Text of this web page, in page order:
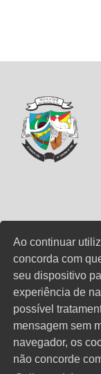
Ao continuar
concorda com
seu dispositivo
experiência de
possível
mensagem sem
navegador, os
não concorde